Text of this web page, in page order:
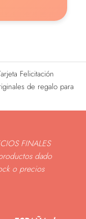
Felicitación
de regalo para
FINALES
dado
o precios